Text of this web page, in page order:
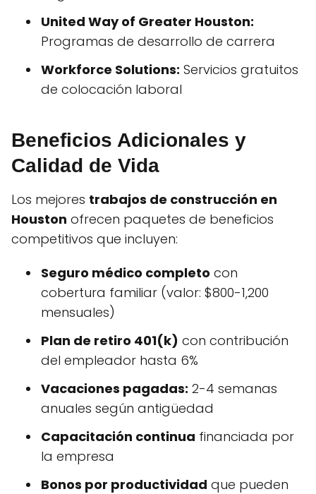
United Way of Greater Houston:
Programas de desarrollo de carrera
Workforce Solutions: Servicios gratuitos
de colocación laboral
Beneficios Adicionales y
Calidad de Vida
Los mejores trabajos de construcción en
Houston ofrecen paquetes de beneficios
competitivos que incluyen:
Seguro médico completo con
cobertura familiar (valor: $800-1,200
mensuales)
Plan de retiro 401(k) con contribución
del empleador hasta 6%
Vacaciones pagadas: 2-4 semanas
anuales según antigüedad
Capacitación continua financiada por
la empresa
Bonos por productividad que pueden